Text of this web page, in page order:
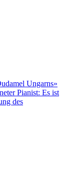
Ungarns»
Pianist: Es ist
des